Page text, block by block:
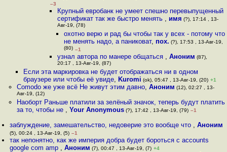
–3
Крупный евробанк не умеет спешно перевыпущенный
сертификат так же быстро менять , имя (?), 17:14 , 13-
Авг-19, (78)
охотно верю и рад бы чтобы так у всех - потому что
не менять надо, а паниковат, пох. (?), 17:53 , 13-Авг-19,
(80) –1
узнал автора по манере общаться , Аноним (87),
20:17 , 13-Авг-19, (87)
Если эта маркировка не будет отображаться ни в одном
браузере или чтобы её увиде, Kuromi (ok), 05:47 , 13-Авг-19, (20) +1
Comodo же уже всё Не живут этим давно, Аноним (12), 02:27 , 13-
Авг-19, (12)
Наоборт Раньше платили за зелёный значок, теперь будут платить
за то, чтобы не , Your Anonymous(?), 17:42 , 13-Авг-19, (79) –1
заблуждение, замешательство, недоверие это вообще что ,Аноним
(5), 00:24 , 13-Авг-19, (5) –1
так непонятно, как же империя добра будет бороться с accounts
google com amp ,Аноним (7), 00:47 , 13-Авг-19, (7) +4